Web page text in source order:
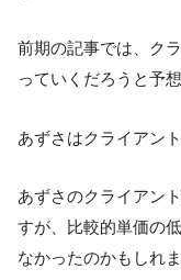
前期の記事では、ク
っていくだろうと予
あずさはクライアン
あずさのクライアン
すが、比較的単価の
なかったのかもしれま